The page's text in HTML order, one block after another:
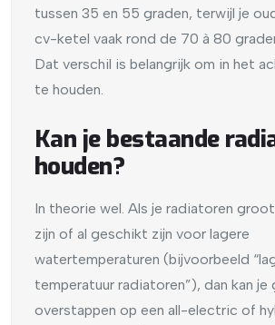
tussen 35 en 55 graden, terwijl je
cv-ketel vaak rond de 70 à 80
Dat verschil is belangrijk om in het
te houden.
Kan je bestaande
houden?
In theorie wel. Als je radiatoren
zijn of al geschikt zijn voor lagere
watertemperaturen (bijvoorbeeld
temperatuur radiatoren”), dan kan je
overstappen op een all-electric of